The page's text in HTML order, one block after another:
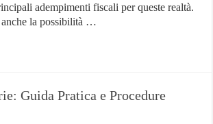
adempimenti fiscali per queste realtà.
la possibilità …
Guida Pratica e Procedure